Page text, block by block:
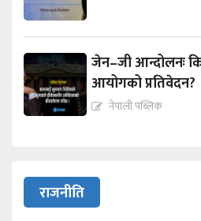
जेन–जी आन्दोलनः
आयोगको प्रतिवेदन?
नेपाली पब्लिक
राजनीति